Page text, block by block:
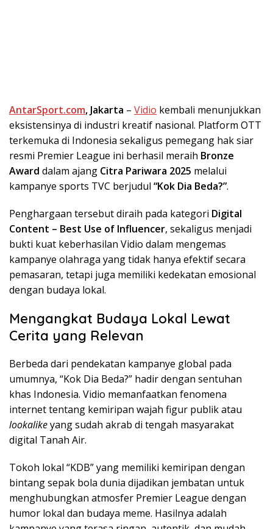
AntarSport.com, Jakarta – Vidio kembali menunjukkan
eksistensinya di industri kreatif nasional. Platform OTT
terkemuka di Indonesia sekaligus pemegang hak siar
resmi Premier League ini berhasil meraih Bronze
Award dalam ajang Citra Pariwara 2025 melalui
kampanye sports TVC berjudul “Kok Dia Beda?”.
Penghargaan tersebut diraih pada kategori Digital
Content – Best Use of Influencer, sekaligus menjadi
bukti kuat keberhasilan Vidio dalam mengemas
kampanye olahraga yang tidak hanya efektif secara
pemasaran, tetapi juga memiliki kedekatan emosional
dengan budaya lokal.
Mengangkat Budaya Lokal Lewat
Cerita yang Relevan
Berbeda dari pendekatan kampanye global pada
umumnya, “Kok Dia Beda?” hadir dengan sentuhan
khas Indonesia. Vidio memanfaatkan fenomena
internet tentang kemiripan wajah figur publik atau
lookalikeyang sudah akrab di tengah masyarakat
digital Tanah Air.
Tokoh lokal “KDB” yang memiliki kemiripan dengan
bintang sepak bola dunia dijadikan jembatan untuk
menghubungkan atmosfer Premier League dengan
humor lokal dan budaya meme. Hasilnya adalah